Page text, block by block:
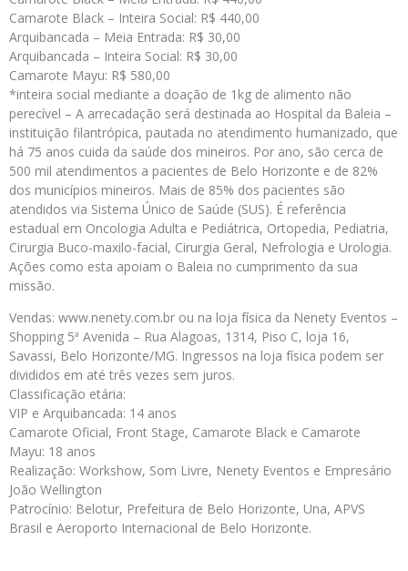
Camarote Black – Inteira Social: R$ 440,00
Arquibancada – Meia Entrada: R$ 30,00
Arquibancada – Inteira Social: R$ 30,00
Camarote Mayu: R$ 580,00
*inteira social mediante a doação de 1kg de alimento não
perecível – A arrecadação será destinada ao Hospital da Baleia –
instituição filantrópica, pautada no atendimento humanizado, que
há 75 anos cuida da saúde dos mineiros. Por ano, são cerca de
500 mil atendimentos a pacientes de Belo Horizonte e de 82%
dos municípios mineiros. Mais de 85% dos pacientes são
atendidos via Sistema Único de Saúde (SUS). É referência
estadual em Oncologia Adulta e Pediátrica, Ortopedia, Pediatria,
Cirurgia Buco-maxilo-facial, Cirurgia Geral, Nefrologia e Urologia.
Ações como esta apoiam o Baleia no cumprimento da sua
missão.
Vendas: www.nenety.com.br ou na loja física da Nenety Eventos –
Shopping 5ª Avenida – Rua Alagoas, 1314, Piso C, loja 16,
Savassi, Belo Horizonte/MG. Ingressos na loja física podem ser
divididos em até três vezes sem juros.
Classificação etária:
VIP e Arquibancada: 14 anos
Camarote Oficial, Front Stage, Camarote Black e Camarote
Mayu: 18 anos
Realização: Workshow, Som Livre, Nenety Eventos e Empresário
João Wellington
Patrocínio: Belotur, Prefeitura de Belo Horizonte, Una, APVS
Brasil e Aeroporto Internacional de Belo Horizonte.